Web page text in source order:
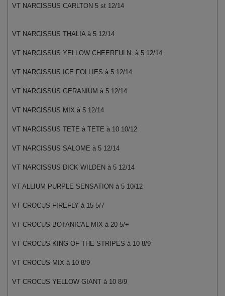
VT NARCISSUS CARLTON 5 st 12/14
VT NARCISSUS THALIA à 5 12/14
VT NARCISSUS YELLOW CHEERFULN. à 5 12/14
VT NARCISSUS ICE FOLLIES à 5 12/14
VT NARCISSUS GERANIUM à 5 12/14
VT NARCISSUS MIX à 5 12/14
VT NARCISSUS TETE à TETE à 10 10/12
VT NARCISSUS SALOME à 5 12/14
VT NARCISSUS DICK WILDEN à 5 12/14
VT ALLIUM PURPLE SENSATION à 5 10/12
VT CROCUS FIREFLY à 15 5/7
VT CROCUS BOTANICAL MIX à 20 5/+
VT CROCUS KING OF THE STRIPES à 10 8/9
VT CROCUS MIX à 10 8/9
VT CROCUS YELLOW GIANT à 10 8/9